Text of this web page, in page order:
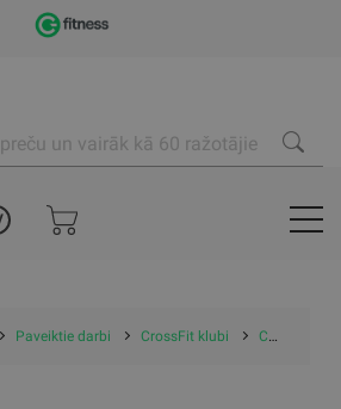
Paveiktie darbi CrossFit klubi CrossFit Jugla / Sporta Centrs Jugla (LV)